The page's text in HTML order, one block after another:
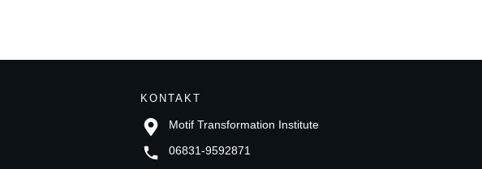
KONTAKT
Motif Transformation Institute
06831-9592871